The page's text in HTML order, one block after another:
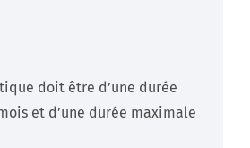
doit être d’une durée
et d’une durée maximale